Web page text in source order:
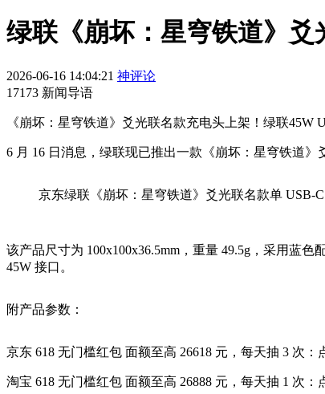
绿联《崩坏：星穹铁道》爻
2026-06-16 14:04:21 神评论
17173 新闻导语
《崩坏：星穹铁道》爻光联名款充电头上架！绿联45W
6 月 16 日消息，绿联现已推出一款《崩坏：星穹铁道》
京东绿联《崩坏：星穹铁道》爻光联名款单 USB-
该产品尺寸为 100x100x36.5mm，重量 49.5g，采用蓝
45W 接口。
附产品参数：
京东 618 无门槛红包 面额至高 26618 元，每天抽 3 次：
淘宝 618 无门槛红包 面额至高 26888 元，每天抽 1 次：